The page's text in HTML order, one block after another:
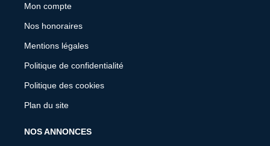
Mon compte
Nos honoraires
Mentions légales
Politique de confidentialité
Politique des cookies
Plan du site
NOS ANNONCES